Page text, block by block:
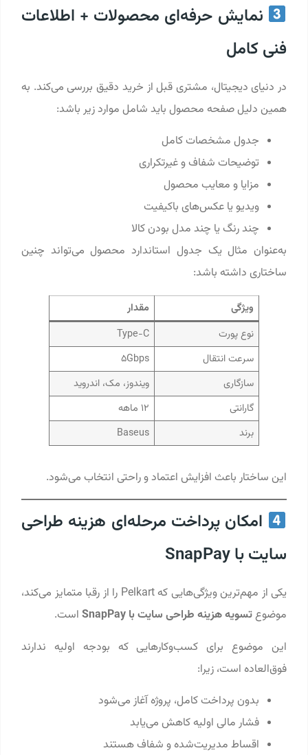
نمایش حرفه‌ای محصولات + اطلاعات
فنی کامل
در دنیای دیجیتال، مشتری قبل از خرید دقیق بررسی می‌کند. به
همین دلیل صفحه محصول باید شامل موارد زیر باشد:
جدول مشخصات کامل
توضیحات شفاف و غیرتکراری
مزایا و معایب محصول
ویدیو یا عکس‌های باکیفیت
چند رنگ یا چند مدل بودن کالا
به‌عنوان مثال یک جدول استاندارد محصول می‌تواند چنین
ساختاری داشته باشد:
ویژگی
مقدار
نوع پورت
Type-C
سرعت انتقال
5Gbps
سازگاری
ویندوز، مک، اندروید
گارانتی
برند
Baseus
این ساختار باعث افزایش اعتماد و راحتی انتخاب می‌شود.
امکان پرداخت مرحله‌ای هزینه طراحی
سایت با SnapPay
یکی از مهم‌ترین ویژگی‌هایی که Pelkart را از رقبا متمایز می‌کند،
موضوعتسویه هزینه طراحی سایت با SnapPay
است.
این موضوع برای کسب‌وکارهایی که بودجه اولیه ندارند
فوق‌العاده است، زیرا:
بدون پرداخت کامل، پروژه آغاز می‌شود
فشار مالی اولیه کاهش می‌یابد
اقساط مدیریت‌شده و شفاف هستند